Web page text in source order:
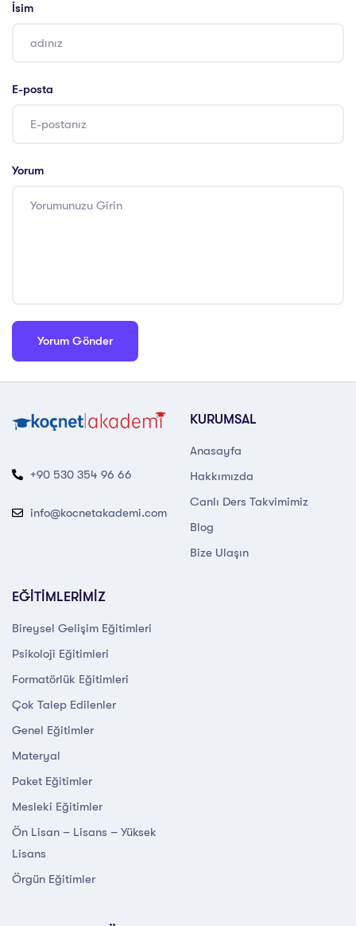
İsim
E-posta
Yorum
+90 530 354 96 66
info@kocnetakademi.com
KURUMSAL
Anasayfa
Hakkımızda
Canlı Ders Takvimimiz
Blog
Bize Ulaşın
EĞİTİMLERİMİZ
Bireysel Gelişim Eğitimleri
Psikoloji Eğitimleri
Formatörlük Eğitimleri
Çok Talep Edilenler
Genel Eğitimler
Materyal
Paket Eğitimler
Mesleki Eğitimler
Ön Lisan – Lisans – Yüksek
Lisans
Örgün Eğitimler